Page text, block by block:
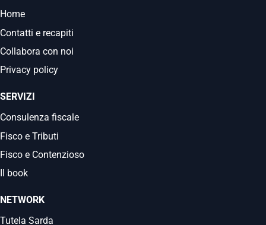
Home
Contatti e recapiti
Collabora con noi
Privacy policy
SERVIZI
Consulenza fiscale
Fisco e Tributi
Fisco e Contenzioso
Il book
NETWORK
Tutela Sarda